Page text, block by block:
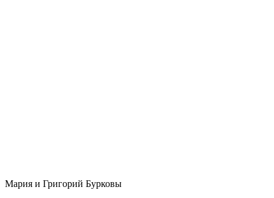
Мария и Григорий Бурковы